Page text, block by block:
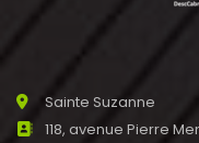
Sainte Suzanne
118, avenue Pierre